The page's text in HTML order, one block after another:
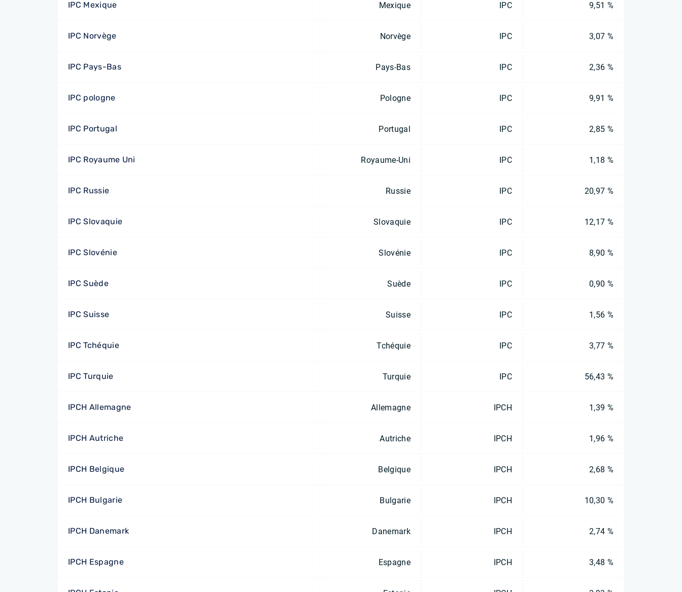
IPC Mexique Mexique IPC 9,51 %
IPC Norvège Norvège IPC 3,07 %
IPC Pays-Bas Pays-Bas IPC 2,36 %
IPC pologne Pologne IPC 9,91 %
IPC Portugal Portugal IPC 2,85 %
IPC Royaume Uni Royaume-Uni IPC 1,18 %
IPC Russie Russie IPC 20,97 %
IPC Slovaquie Slovaquie IPC 12,17 %
IPC Slovénie Slovénie IPC 8,90 %
IPC Suède Suède IPC 0,90 %
IPC Suisse Suisse IPC 1,56 %
IPC Tchéquie Tchéquie IPC 3,77 %
IPC Turquie Turquie IPC 56,43 %
IPCH Allemagne Allemagne IPCH 1,39 %
IPCH Autriche Autriche IPCH 1,96 %
IPCH Belgique Belgique IPCH 2,68 %
IPCH Bulgarie Bulgarie IPCH 10,30 %
IPCH Danemark Danemark IPCH 2,74 %
IPCH Espagne Espagne IPCH 3,48 %